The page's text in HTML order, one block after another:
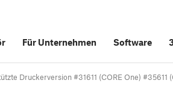
Für Unternehmen Software
Druckerversion #31611 (CORE One) #35611